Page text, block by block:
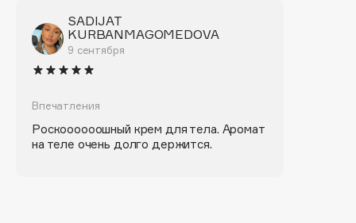
Biorepair
Blanx
Blistex
Bobbi Brown
SADIJAT
KURBANMAGOMEDOVA
9 сентября
Впечатления
Роскоооооошный крем для тела. Аромат
на теле очень долго держится.